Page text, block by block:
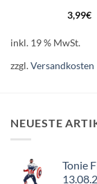
3,99€
inkl. 19 % MwSt.
zzgl.Versandkosten
NEUESTE
Tonie